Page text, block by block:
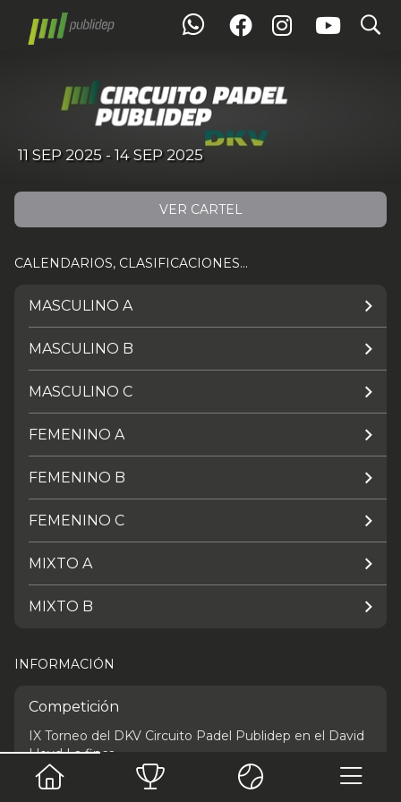
search
11 SEP 2025 - 14 SEP 2025
VER CARTEL
CALENDARIOS, CLASIFICACIONES...
MASCULINO A
MASCULINO B
MASCULINO C
FEMENINO A
FEMENINO B
FEMENINO C
MIXTO A
MIXTO B
INFORMACIÓN
Competición
IX Torneo del DKV Circuito Padel Publidep en el David
Lloyd La finca
Fecha